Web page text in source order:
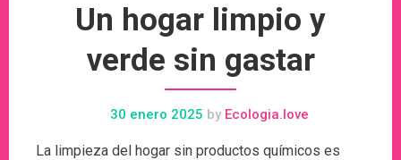
Un hogar limpio y
verde sin gastar
30 enero 2025 by Ecologia.love
La limpieza del hogar sin productos químicos es